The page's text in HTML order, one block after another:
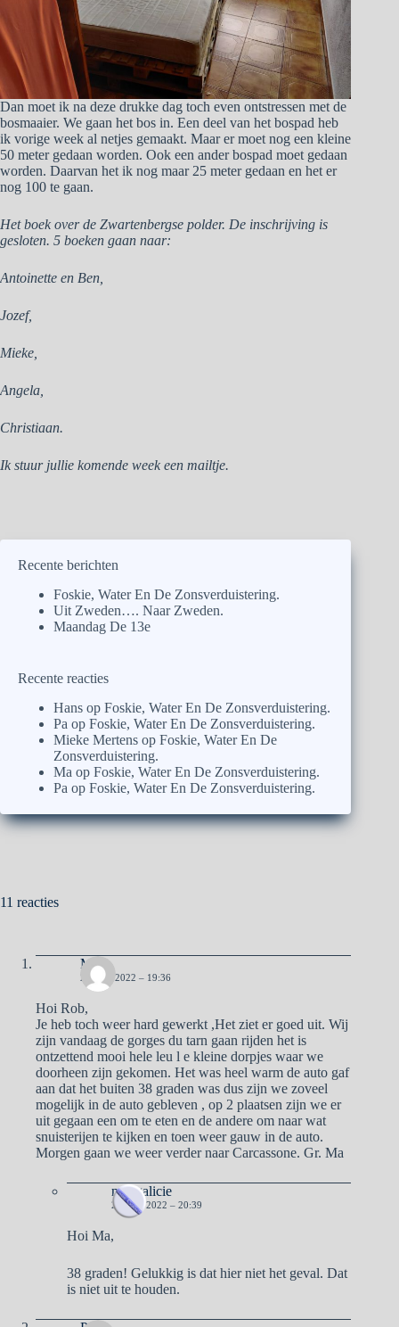
Dan moet ik na deze drukke dag toch even ontstressen met de
bosmaaier. We gaan het bos in. Een deel van het bospad heb
ik vorige week al netjes gemaakt. Maar er moet nog een kleine
50 meter gedaan worden. Ook een ander bospad moet gedaan
worden. Daarvan het ik nog maar 25 meter gedaan en het er
nog 100 te gaan.
Het boek over de Zwartenbergse polder. De inschrijving is
gesloten. 5 boeken gaan naar:
Antoinette en Ben,
Jozef,
Mieke,
Angela,
Christiaan.
Ik stuur jullie komende week een mailtje.
Recente berichten
Foskie, Water En De Zonsverduistering.
Uit Zweden…. Naar Zweden.
Maandag De 13e
Recente reacties
Hans op Foskie, Water En De Zonsverduistering.
Pa op Foskie, Water En De Zonsverduistering.
Mieke Mertens op Foskie, Water En De
Zonsverduistering.
Ma op Foskie, Water En De Zonsverduistering.
Pa op Foskie, Water En De Zonsverduistering.
11 reacties
Ma
22 MEI 2022 – 19:36
Hoi Rob,
Je heb toch weer hard gewerkt ,Het ziet er goed uit. Wij
zijn vandaag de gorges du tarn gaan rijden het is
ontzettend mooi hele leu l e kleine dorpjes waar we
doorheen zijn gekomen. Het was heel warm de auto gaf
aan dat het buiten 38 graden was dus zijn we zoveel
mogelijk in de auto gebleven , op 2 plaatsen zijn we er
uit gegaan een om te eten en de andere om naar wat
snuisterijen te kijken en toen weer gauw in de auto.
Morgen gaan we weer verder naar Carcassone. Gr. Ma
naargalicie
23 MEI 2022 – 20:39
Hoi Ma,
38 graden! Gelukkig is dat hier niet het geval. Dat
is niet uit te houden.